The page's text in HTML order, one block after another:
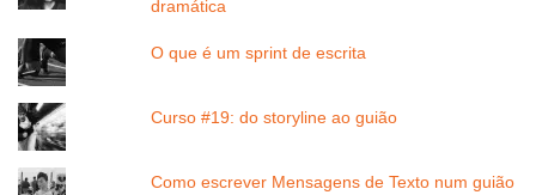
dramática
O que é um sprint de escrita
Curso #19: do storyline ao guião
Como escrever Mensagens de Texto num guião